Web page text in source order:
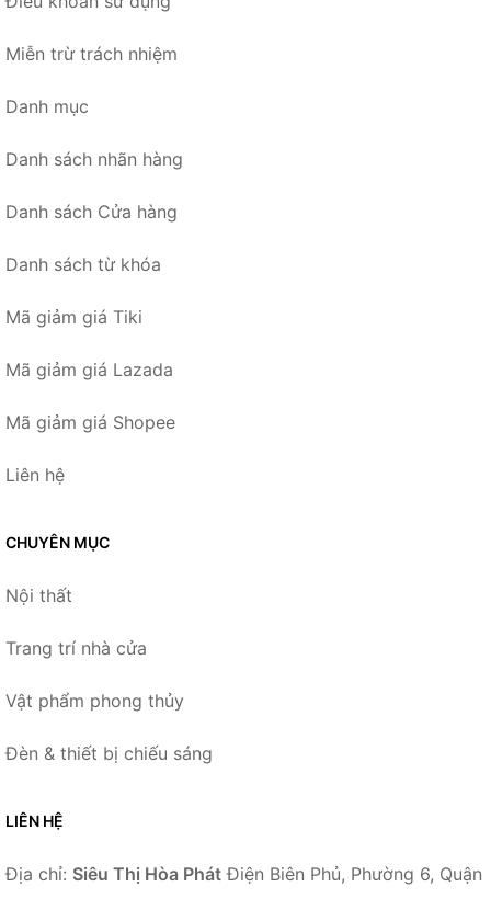
Miễn trừ trách nhiệm
Danh mục
Danh sách nhãn hàng
Danh sách Cửa hàng
Danh sách từ khóa
Mã giảm giá Tiki
Mã giảm giá Lazada
Mã giảm giá Shopee
Liên hệ
CHUYÊN MỤC
Nội thất
Trang trí nhà cửa
Vật phẩm phong thủy
Đèn & thiết bị chiếu sáng
LIÊN HỆ
Địa chỉ: Siêu Thị Hòa Phát Điện Biên Phủ, Phường 6, Quận